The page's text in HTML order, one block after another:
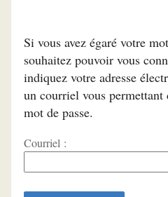
Si vous avez égaré votre
souhaitez pouvoir vous
indiquez votre adresse
un courriel vous
mot de passe.
Courriel :